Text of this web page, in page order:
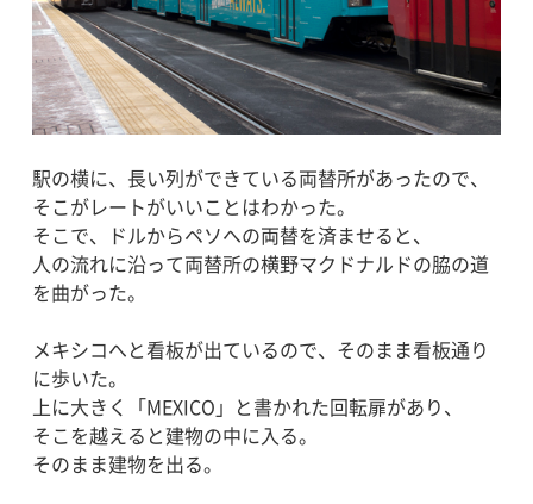
駅の横に、長い列ができている両替所があったので、
そこがレートがいいことはわかった。
そこで、ドルからペソへの両替を済ませると、
人の流れに沿って両替所の横野マクドナルドの脇の道
を曲がった。
メキシコへと看板が出ているので、そのまま看板通り
に歩いた。
上に大きく「MEXICO」と書かれた回転扉があり、
そこを越えると建物の中に入る。
そのまま建物を出る。